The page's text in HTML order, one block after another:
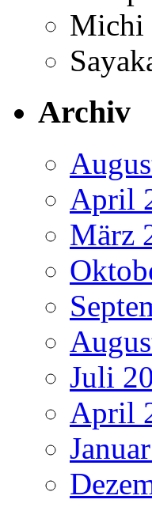
Michi
Archiv
April
März
Juli
April